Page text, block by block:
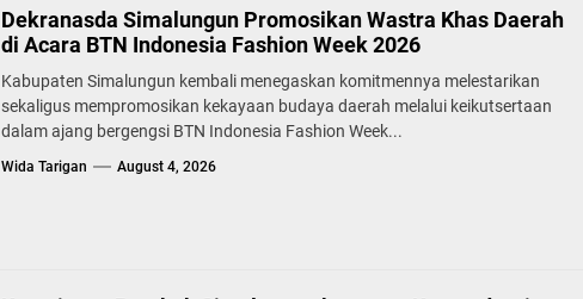
Dekranasda Simalungun Promosikan Wastra Khas Daerah
di Acara BTN Indonesia Fashion Week 2026
Kabupaten Simalungun kembali menegaskan komitmennya melestarikan
sekaligus mempromosikan kekayaan budaya daerah melalui keikutsertaan
dalam ajang bergengsi BTN Indonesia Fashion Week...
Wida Tarigan August 4, 2026